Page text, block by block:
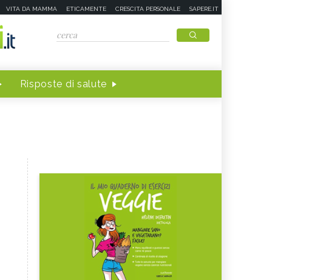
VITA DA MAMMA ETICAMENTE CRESCITA PERSONALE SAPERE.IT
Risposte di salute